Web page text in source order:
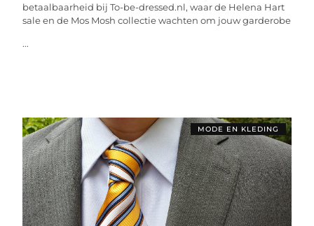
betaalbaarheid bij To-be-dressed.nl, waar de Helena Hart
sale en de Mos Mosh collectie wachten om jouw garderobe
...
MODE EN KLEDING